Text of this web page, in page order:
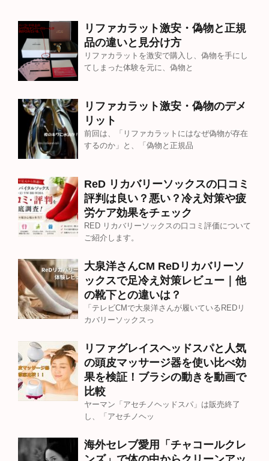
リファカラット激安・偽物と正規
品の違いと見分け方
リファカラットを激安で購入し、偽物を手にし
てしまった体験を元に、偽物と
リファカラット激安・偽物のデメ
リット
前回は、「リファカラットにはなぜ偽物が存在
するのか」と、「偽物と正規品
ReD リカバリーソックスの口コミ
評判は良い？悪い？冷え対策や疲
労ケア効果をチェック
RED リカバリーソックスの口コミ評価について
ご紹介します。
大泉洋さんCM ReDリカバリーソ
ックスで足冷え対策レビュー｜他
の靴下との違いは？
「テレビCMで大泉洋さんが履いているREDリ
カバリーソックスっ
リファグレイスヘッドスパと人気
の頭皮マッサージ器を使い比べ効
果を検証！ブラシの動きを動画で
比較
ヤーマン「アセチノヘッドスパ」は販売終了
し、「アセチノヘッ
海外セレブ愛用「チャコールクレ